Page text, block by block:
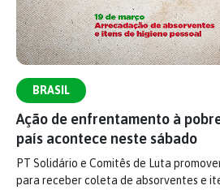
BRASIL
Ação de enfrentamento à
país acontece neste sábado
PT Solidário e Comitês de Luta
para receber coleta de absorventes e